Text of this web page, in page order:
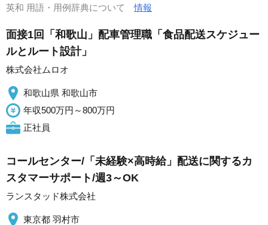
英和 用語・用例辞典について情報
面接1回「和歌山」配車管理職「食品配送スケジュー
ルとルート設計」
株式会社ムロオ
和歌山県 和歌山市
年収500万円～800万円
正社員
コールセンター/「未経験×高時給」配送に関するカ
スタマーサポート/週3～OK
ランスタッド株式会社
東京都 羽村市